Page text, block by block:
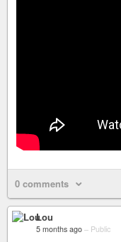
0 comments
Lou
5 months ago – Public